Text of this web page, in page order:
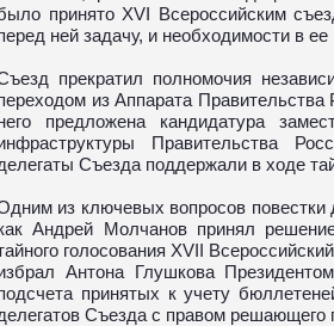
принято XVI Всероссийским
ней задачу, и необходимости в
прекратил полномочия
из Аппарата
предложена кандидатура
Правительства
Съезда поддержали в ходе
из ключевых вопросов
Андрей Молчанов принял
голосования XVII
Антона Глушкова
принятых к учету
Съезда с правом решающего